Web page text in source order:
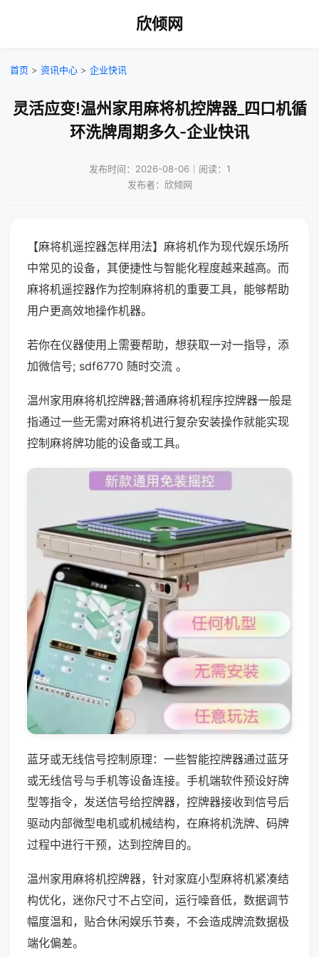
欣倾网
首页 > 资讯中心 > 企业快讯
灵活应变!温州家用麻将机控牌器_四口机循
环洗牌周期多久-企业快讯
发布时间：2026-08-06｜阅读：1
发布者：欣倾网
【麻将机遥控器怎样用法】麻将机作为现代娱乐场所
中常见的设备，其便捷性与智能化程度越来越高。而
麻将机遥控器作为控制麻将机的重要工具，能够帮助
用户更高效地操作机器。
若你在仪器使用上需要帮助，想获取一对一指导，添
加微信号; sdf6770 随时交流 。
温州家用麻将机控牌器;普通麻将机程序控牌器一般是
指通过一些无需对麻将机进行复杂安装操作就能实现
控制麻将牌功能的设备或工具。
蓝牙或无线信号控制原理：一些智能控牌器通过蓝牙
或无线信号与手机等设备连接。手机端软件预设好牌
型等指令，发送信号给控牌器，控牌器接收到信号后
驱动内部微型电机或机械结构，在麻将机洗牌、码牌
过程中进行干预，达到控牌目的。
温州家用麻将机控牌器，针对家庭小型麻将机紧凑结
构优化，迷你尺寸不占空间，运行噪音低，数据调节
幅度温和，贴合休闲娱乐节奏，不会造成牌流数据极
端化偏差。